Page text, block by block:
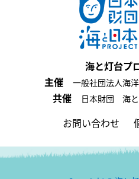
海と灯台プ
主催
一般社団法人海
共催 日本財団 海
お問い合わせ